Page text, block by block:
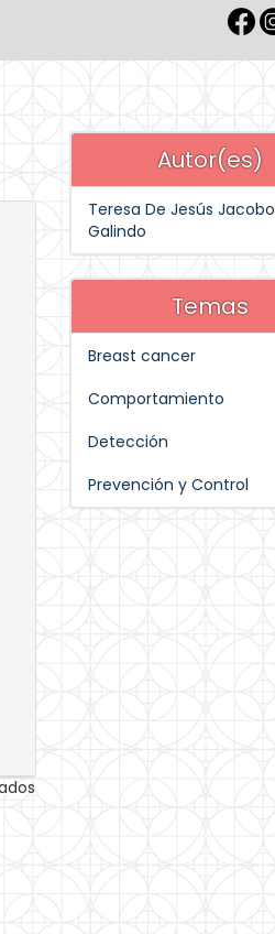
Autor(es)
Teresa De Jesús Jacobo
Galindo
Temas
Breast cancer
Comportamiento
Detección
Prevención y Control